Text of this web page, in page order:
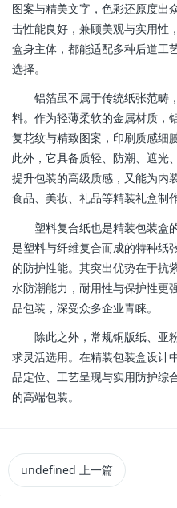
图案与精美文字，色彩还原度出
击性能良好，兼顾美观与实用性
盒身主体，都能适配多种后道工
选择。
铝箔虽不属于传统纸张范畴
料。作为轻薄柔软的金属材质，
复花纹与精致图案，印刷质感细
此外，它具备质轻、防潮、遮光
提升包装的高级质感，又能为内
食品、美妆、礼品等精装礼盒制作
塑料复合纸也是精装包装盒
是塑料与纤维复合而成的特种纸
的防护性能。其突出优势在于抗
水防潮能力，耐用性与保护性更
品包装，深受众多企业青睐。
除此之外，常规铜版纸、亚
求灵活选用。在精装包装盒设计
品定位、工艺呈现与实用防护综
的高端包装。
undefined 上一篇